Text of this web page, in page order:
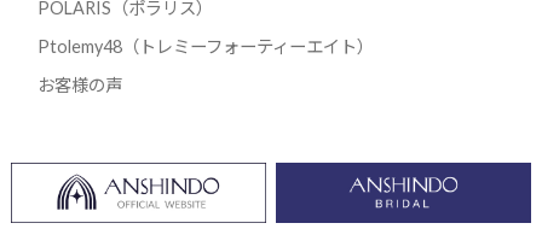
POLARIS（ポラリス）
Ptolemy48（トレミーフォーティーエイト）
お客様の声